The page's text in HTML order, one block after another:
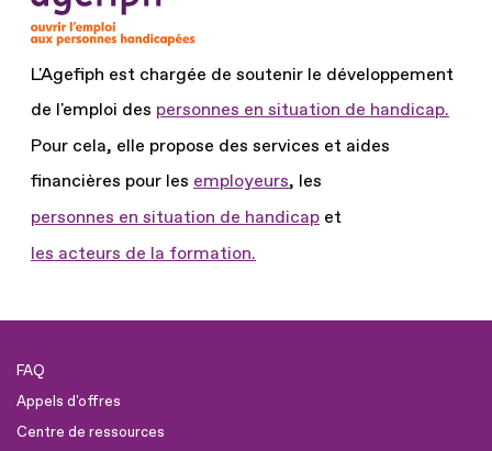
L'Agefiph est chargée de soutenir le développement
de l'emploi des personnes en situation de handicap.
Pour cela, elle propose des services et aides
financières pour les employeurs, les
personnes en situation de handicap et
les acteurs de la formation.
FAQ
Appels d'offres
Centre de ressources